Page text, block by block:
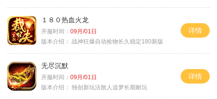
１８０热血火龙
开服时间： 09月/01日
版本介绍： 战神狂爆自动捡物长久稳定180新版
详情
无尽沉默
开服时间： 09月/01日
版本介绍： 独创新玩法散人追梦长期耐玩
详情